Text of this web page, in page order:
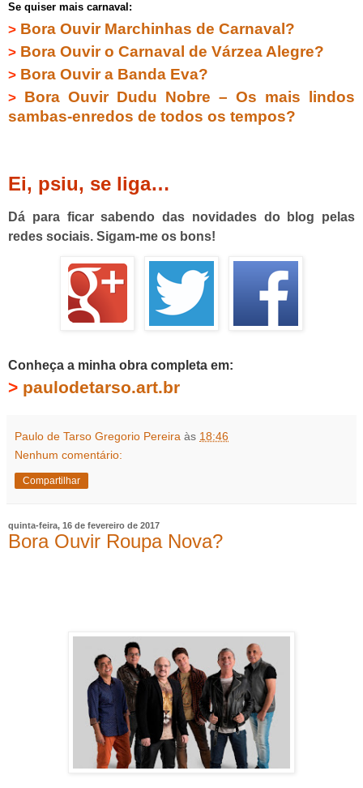
Se quiser mais carnaval:
> Bora Ouvir Marchinhas de Carnaval?
> Bora Ouvir o Carnaval de Várzea Alegre?
> Bora Ouvir a Banda Eva?
> Bora Ouvir Dudu Nobre – Os mais lindos
sambas-enredos de todos os tempos?
Ei, psiu, se liga…
Dá para ficar sabendo das novidades do blog pelas
redes sociais. Sigam-me os bons!
Conheça a minha obra completa em:
> paulodetarso.art.br
Paulo de Tarso Gregorio Pereira às 18:46
Nenhum comentário:
Compartilhar
quinta-feira, 16 de fevereiro de 2017
Bora Ouvir Roupa Nova?